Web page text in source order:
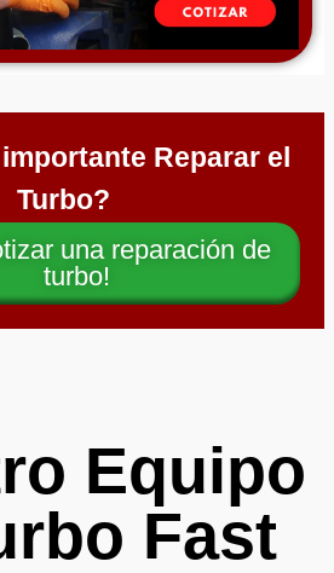
Reparar el
Turbo?
una reparación de
turbo!
Equipo
Fast